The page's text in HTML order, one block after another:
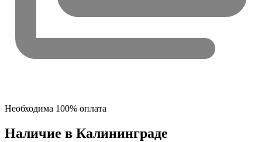
Необходима 100% оплата
Наличие в Калининградe